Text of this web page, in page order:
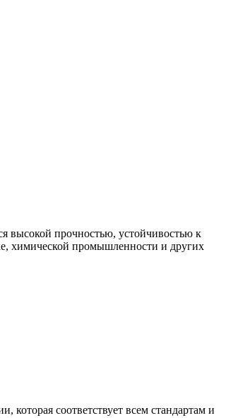
высокой прочностью, устойчивостью к
химической промышленности и других
соответствует всем стандартам и